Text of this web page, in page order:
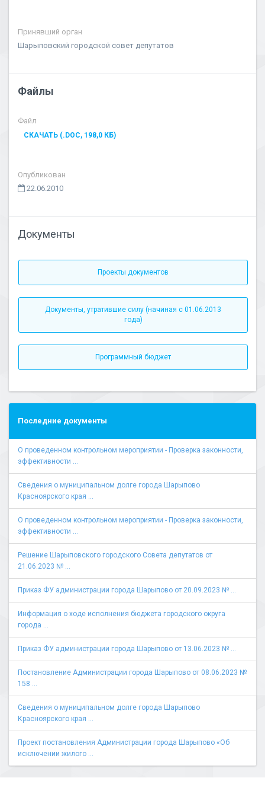
Принявший орган
Шарыповский городской совет депутатов
Файлы
Файл
СКАЧАТЬ (.DOC, 198,0 КБ)
Опубликован
22.06.2010
Документы
Проекты документов
Документы, утратившие силу (начиная с 01.06.2013
года)
Программный бюджет
Последние документы
О проведенном контрольном мероприятии - Проверка законности,
эффективности ...
Сведения о муниципальном долге города Шарыпово
Красноярского края ...
О проведенном контрольном мероприятии - Проверка законности,
эффективности ...
Решение Шарыповского городского Совета депутатов от
21.06.2023 № ...
Приказ ФУ администрации города Шарыпово от 20.09.2023 № ...
Информация о ходе исполнения бюджета городского округа
города ...
Приказ ФУ администрации города Шарыпово от 13.06.2023 № ...
Постановление Администрации города Шарыпово от 08.06.2023 №
158 ...
Сведения о муниципальном долге города Шарыпово
Красноярского края ...
Проект постановления Администрации города Шарыпово «Об
исключении жилого ...